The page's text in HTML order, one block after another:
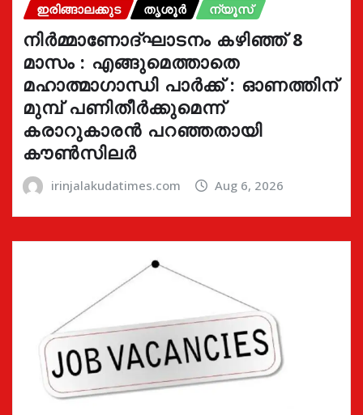
ഇരിങ്ങാലക്കുട തൃശൂർ ന്യൂസ്
നിർമ്മാണോദ്ഘാടനം കഴിഞ്ഞ് 8
മാസം : എങ്ങുമെത്താതെ
മഹാത്മാഗാന്ധി പാർക്ക് : ഓണത്തിന്
മുമ്പ് പണിതീർക്കുമെന്ന്
കരാറുകാരൻ പറഞ്ഞതായി
കൗൺസിലർ
irinjalakudatimes.com Aug 6, 2026